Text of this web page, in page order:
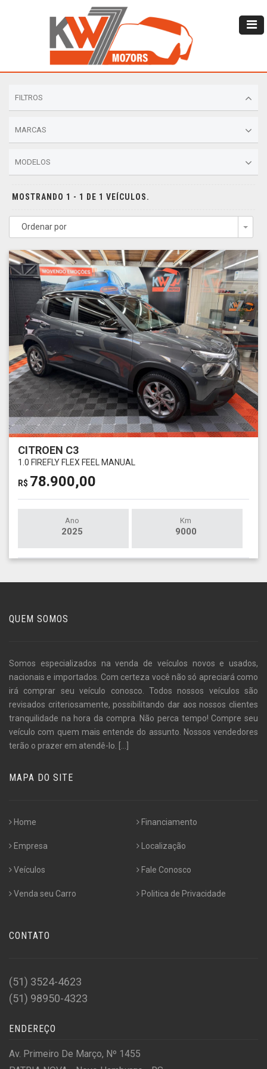
FILTROS
MARCAS
MODELOS
MOSTRANDO 1 - 1 DE 1 VEÍCULOS.
Ordenar por
CITROEN C3
1.0 FIREFLY FLEX FEEL MANUAL
R$ 78.900,00
Ano
2025
Km
9000
QUEM SOMOS
Somos especializados na venda de veículos novos e usados,
nacionais e importados. Com certeza você não só apreciará como
irá comprar seu veículo conosco. Todos nossos veículos são
revisados criteriosamente, possibilitando dar aos nossos clientes
tranquilidade na hora da compra. Não perca tempo! Compre seu
veículo com quem mais entende do assunto. Nossos vendedores
terão o prazer em atendê-lo. [...]
MAPA DO SITE
Home
Empresa
Veículos
Venda seu Carro
Financiamento
Localização
Fale Conosco
Politica de Privacidade
CONTATO
(51) 3524-4623
(51) 98950-4323
ENDEREÇO
Av. Primeiro De Março, Nº 1455